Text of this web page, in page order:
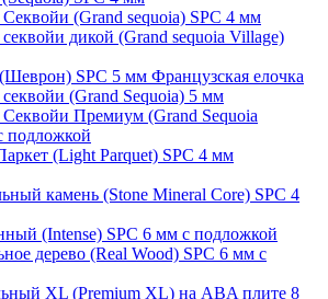
(Grand sequoia) SPC 4 мм
дикой (Grand sequoia Village)
SPC 5 мм Французская елочка
(Grand Sequoia) 5 мм
Премиум (Grand Sequoia
подложкой
(Light Parquet) SPC 4 мм
камень (Stone Mineral Core) SPC 4
(Intense) SPC 6 мм с подложкой
дерево (Real Wood) SPC 6 мм с
XL (Premium XL) на ABA плите 8